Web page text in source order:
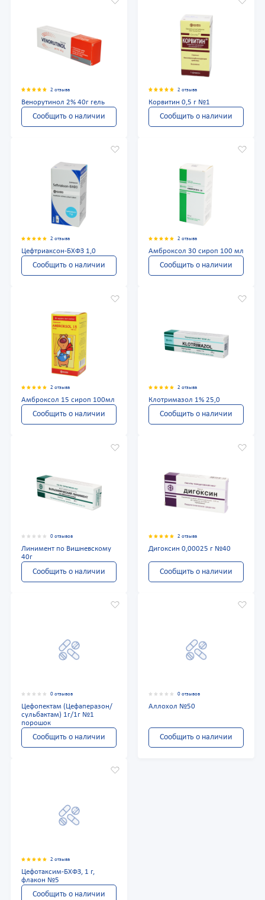
2 отзыва
Венорутинол 2% 40г гель
Сообщить о наличии
2 отзыва
Корвитин 0,5 г №1
Сообщить о наличии
2 отзыва
Цефтриаксон-БХФЗ 1,0
Сообщить о наличии
2 отзыва
Амброксол 30 сироп 100 мл
Сообщить о наличии
2 отзыва
Амброксол 15 сироп 100мл
Сообщить о наличии
2 отзыва
Клотримазол 1% 25,0
Сообщить о наличии
0 отзывов
Линимент по Вишневскому
40г
Сообщить о наличии
2 отзыва
Дигоксин 0,00025 г №40
Сообщить о наличии
0 отзывов
Цефопектам (Цефаперазон/
сульбактам) 1г/1г №1
порошок
Сообщить о наличии
0 отзывов
Аллохол №50
Сообщить о наличии
2 отзыва
Цефотаксим-БХФЗ, 1 г,
флакон №5
Сообщить о наличии